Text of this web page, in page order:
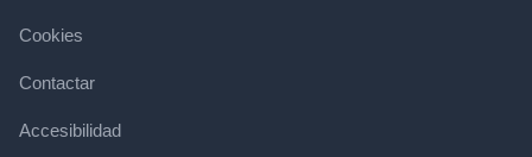
Cookies
Contactar
Accesibilidad